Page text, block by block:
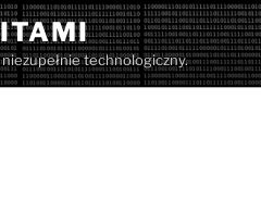
technologiczny.